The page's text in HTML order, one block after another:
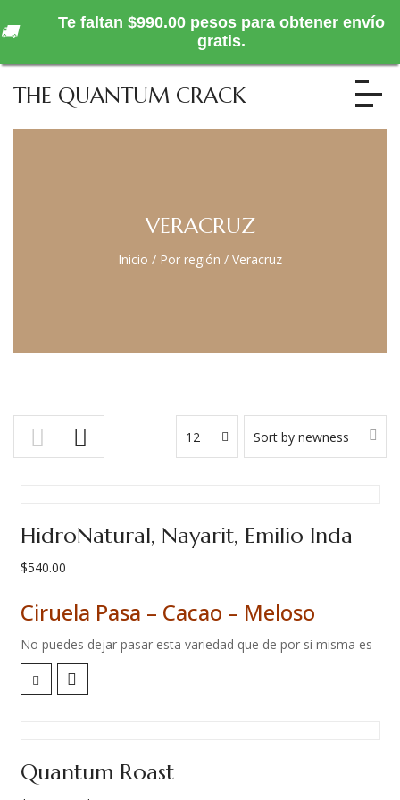
THE QUANTUM CRACK
VERACRUZ
Inicio / Por región / Veracruz
Sort by newness
12
HidroNatural, Nayarit, Emilio Inda
$540.00
Ciruela Pasa – Cacao – Meloso
No puedes dejar pasar esta variedad que de por si misma es
muy especial. Pero además, Carlos Cadena ha dejado que la
propia variedad brille por si misma al evitar la fermentación y
dulzura y untuosidad.
Quantum Roast
🚚
Te faltan $990.00 pesos para obtener envío
gratis.